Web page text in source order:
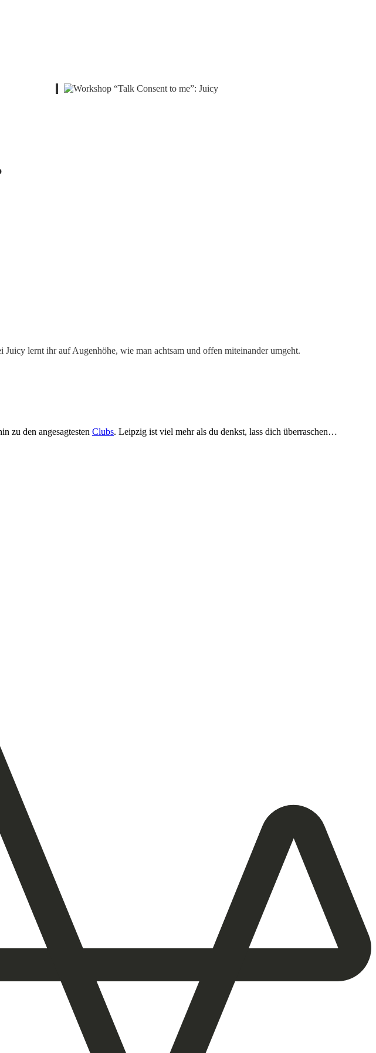
lernt ihr auf Augenhöhe, wie man achtsam und offen miteinander umgeht.
zu den angesagtesten Clubs. Leipzig ist viel mehr als du denkst, lass dich überraschen…